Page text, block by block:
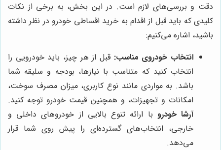
دقت و بررسی‌های لازم است. در این بخش، به برخی از نکات
کلیدی که باید قبل از اقدام به خرید اقساطی خودرو در نظر داشته
باشید، اشاره می‌کنیم:
انتخاب خودروی مناسب: قبل از هر چیز، باید خودرویی را
انتخاب کنید که متناسب با نیازها، بودجه و سلیقه شما
باشد. به مواردی مانند نوع کاربری، میزان مصرف سوخت،
امکانات و تجهیزات، و همچنین قیمت خودرو توجه کنید.
آرشا خودرو با ارائه تنوع بالایی از خودروهای داخلی و
خارجی، انتخاب‌های گسترده‌ای را پیش روی شما قرار
می‌دهد.